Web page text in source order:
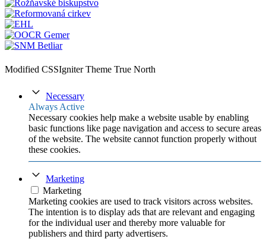
Modified CSSIgniter Theme True North
Necessary
Always Active
Necessary cookies help make a website usable by enabling
basic functions like page navigation and access to secure areas
of the website. The website cannot function properly without
these cookies.
Marketing
Marketing
Marketing cookies are used to track visitors across websites.
The intention is to display ads that are relevant and engaging
for the individual user and thereby more valuable for
publishers and third party advertisers.